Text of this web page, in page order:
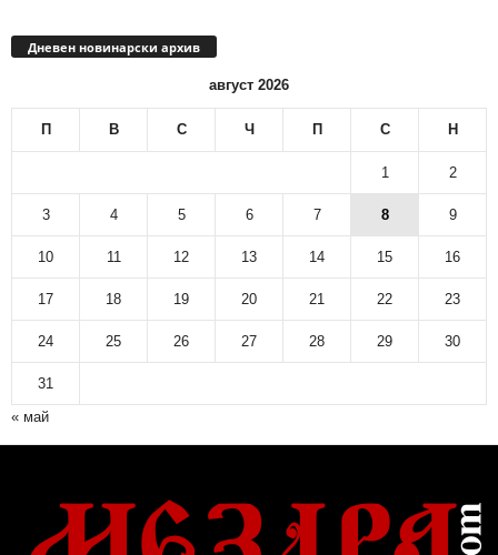
Дневен новинарски архив
август 2026
П В С Ч П С Н
1 2
3 4 5 6 7 8 9
10 11 12 13 14 15 16
17 18 19 20 21 22 23
24 25 26 27 28 29 30
31
« май